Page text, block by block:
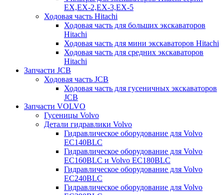
EX,EX-2,EX-3,EX-5
Ходовая часть Hitachi
Ходовая часть для больших экскаваторов
Hitachi
Ходовая часть для мини экскаваторов Hitachi
Ходовая часть для средних экскаваторов
Hitachi
Запчасти JCB
Ходовая часть JCB
Ходовая часть для гусеничных экскаваторов
JCB
Запчасти VOLVO
Гусеницы Volvo
Детали гидравлики Volvo
Гидравлическое оборудование для Volvo
EC140BLC
Гидравлическое оборудование для Volvo
EC160BLC и Volvo EC180BLC
Гидравлическое оборудование для Volvo
EC240BLC
Гидравлическое оборудование для Volvo